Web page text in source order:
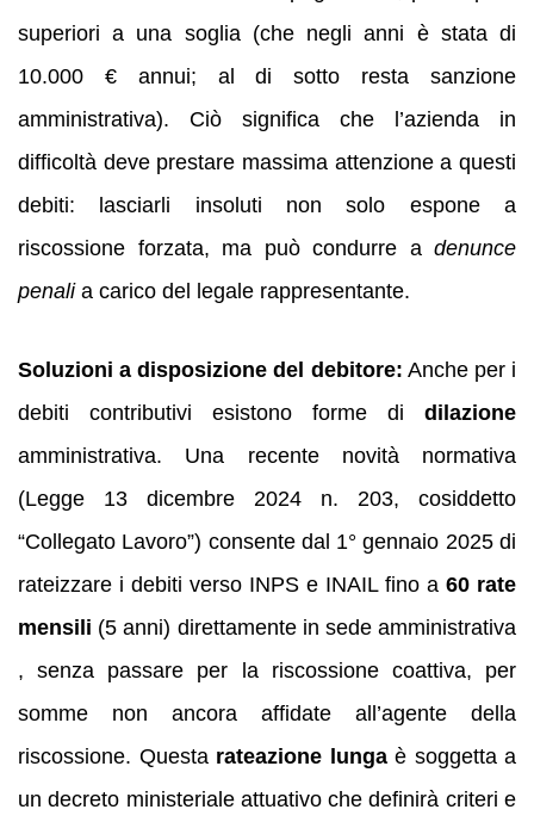
superiori a una soglia (che negli anni è stata di
10.000 € annui; al di sotto resta sanzione
amministrativa). Ciò significa che l’azienda in
difficoltà deve prestare massima attenzione a questi
debiti: lasciarli insoluti non solo espone a
riscossione forzata, ma può condurre a denunce
penalia carico del legale rappresentante.
Soluzioni a disposizione del debitore: Anche per i
debiti contributivi esistono forme di dilazione
amministrativa. Una recente novità normativa
(Legge 13 dicembre 2024 n. 203, cosiddetto
“Collegato Lavoro”) consente dal 1° gennaio 2025 di
rateizzare i debiti verso INPS e INAIL fino a 60 rate
mensili (5 anni) direttamente in sede amministrativa
, senza passare per la riscossione coattiva, per
somme non ancora affidate all’agente della
riscossione. Questa rateazione lungaè soggetta a
un decreto ministeriale attuativo che definirà criteri e